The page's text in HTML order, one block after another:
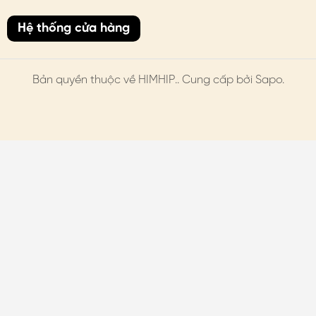
* Khi không dùng, nên tháo & bảo quản riêng trong hộp,
không nên cất chung với đồ khác gây trầy xước. HimHip
4. HIMHIP BẢO HÀNH
Hệ thống cửa hàng
Bản quyền thuộc về HIMHIP.. Cung cấp bởi Sapo.